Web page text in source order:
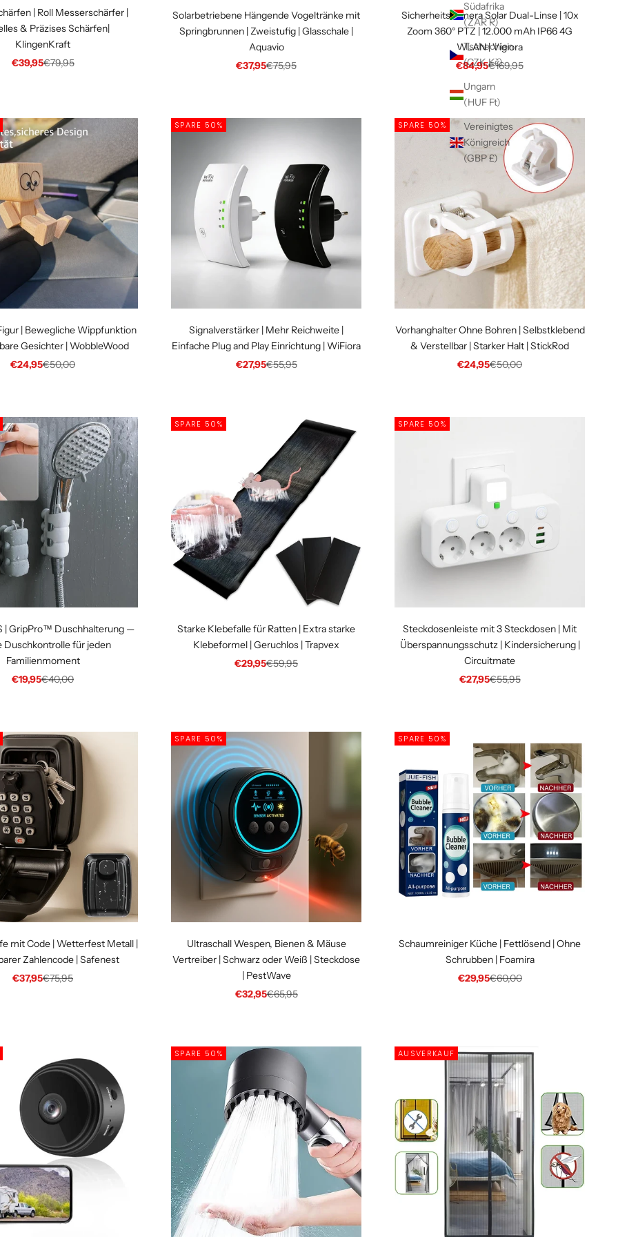
Südafrika
(ZAR R)
Tschechien
(CZK Kč)
Ungarn
(HUF Ft)
Vereinigtes
Königreich
(GBP £)
| Roll Messerschärfer |
& Präzises Schärfen|
KlingenKraft
Angebot
€39,95Regulärer Preis
€79,95
Solarbetriebene Hängende Vogeltränke mit
Springbrunnen | Zweistufig | Glasschale |
Aquavio
Angebot
€37,95Regulärer Preis
€75,95
Sicherheitskamera Solar Dual-Linse | 10x
Zoom 360° PTZ | 12.000 mAh IP66 4G
WLAN | Vigiora
Angebot
€84,95Regulärer Preis
€169,95
| Bewegliche Wippfunktion
Gesichter | WobbleWood
Angebot
€24,95Regulärer Preis
€50,00
SPARE 50%
Signalverstärker | Mehr Reichweite |
Einfache Plug and Play Einrichtung | WiFiora
Angebot
€27,95Regulärer Preis
€55,95
SPARE 50%
Vorhanghalter Ohne Bohren | Selbstklebend
& Verstellbar | Starker Halt | StickRod
Angebot
€24,95Regulärer Preis
€50,00
| GripPro™ Duschhalterung —
Duschkontrolle für jeden
Familienmoment
Angebot
€19,95Regulärer Preis
€40,00
SPARE 50%
Starke Klebefalle für Ratten | Extra starke
Klebeformel | Geruchlos | Trapvex
Angebot
€29,95Regulärer Preis
€59,95
SPARE 50%
Steckdosenleiste mit 3 Steckdosen | Mit
Überspannungsschutz | Kindersicherung |
Circuitmate
Angebot
€27,95Regulärer Preis
€55,95
mit Code | Wetterfest Metall |
Zahlencode | Safenest
Angebot
€37,95Regulärer Preis
€75,95
SPARE 50%
Ultraschall Wespen, Bienen & Mäuse
Vertreiber | Schwarz oder Weiß | Steckdose
| PestWave
Angebot
€32,95Regulärer Preis
€65,95
SPARE 50%
Schaumreiniger Küche | Fettlösend | Ohne
Schrubben | Foamira
Angebot
€29,95Regulärer Preis
€60,00
SPARE 50% AUSVERKAUF